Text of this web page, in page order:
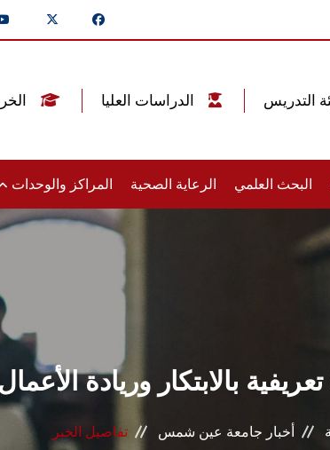
البحث العلمي الرعاية الصحية المراكز والوحدات
بالابتكار وريادة
أخبار جامعة عين شمس تفاصيل الخبر